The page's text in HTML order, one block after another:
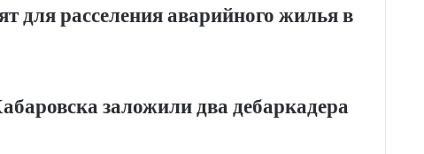
для расселения аварийного жилья в
заложили два дебаркадера